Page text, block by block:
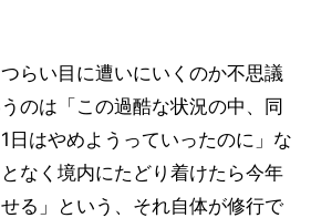
らい目に遭いにいくのか不思議
のは「この過酷な状況の中、同
日はやめようっていったのに」な
なく境内にたどり着けたら今年
る」という、それ自体が修行で